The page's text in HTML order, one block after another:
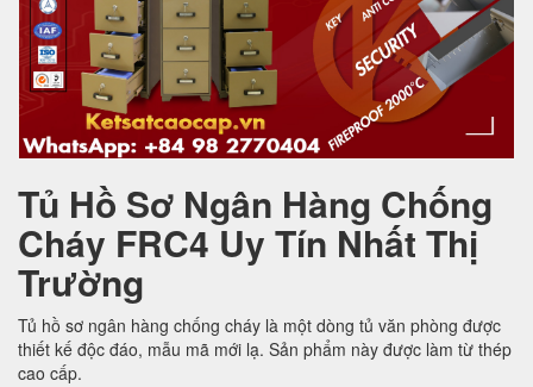
Tủ Hồ Sơ Ngân Hàng Chống
Cháy FRC4 Uy Tín Nhất Thị
Trường
Tủ hồ sơ ngân hàng chống cháy là một dòng tủ văn phòng được
thiết kế độc đáo, mẫu mã mới lạ. Sản phẩm này được làm từ thép
cao cấp.